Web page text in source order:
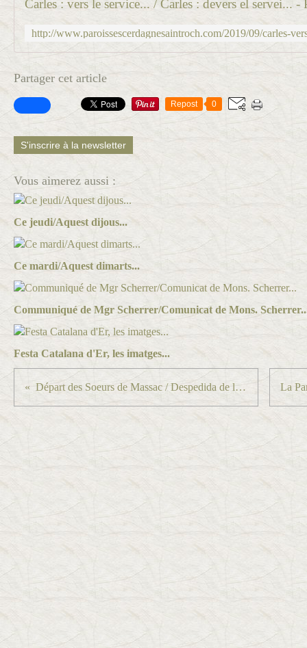
Partager cet article
Repost 0
S'inscrire à la newsletter
Vous aimerez aussi :
Ce jeudi/Aquest dijous...
Ce mardi/Aquest dimarts...
Communiqué de Mgr Scherrer/Comunicat de Mons.
Festa Catalana d'Er, les imatges...
Départ des Soeurs de Massac / Despedida de les Germanes de Massac...